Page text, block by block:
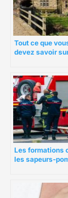
Tout ce que
devez savoir
Les formations
les sapeurs-